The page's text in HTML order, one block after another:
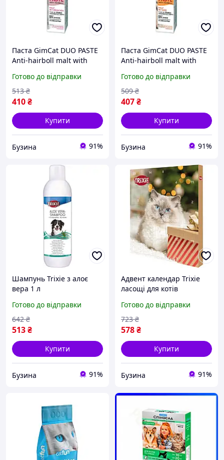
Паста GimCat DUO PASTE
Anti-hairboll malt with
чутливим травленням
усіх порід мальт та курка
50г
Готово до відправки
410₴
513 ₴
Купити
Бузина 91%
Паста GimCat DUO PASTE
Anti-hairboll malt with
чутливим травленням
усіх порід мальт та сир
50г
Готово до відправки
407₴
509 ₴
Купити
Бузина 91%
Шампунь Trixie з алоє
вера 1 л
Готово до відправки
513₴
642 ₴
Купити
Бузина 91%
Адвент календар Trixie
ласощі для котів
Готово до відправки
578₴
723 ₴
Купити
Бузина 91%